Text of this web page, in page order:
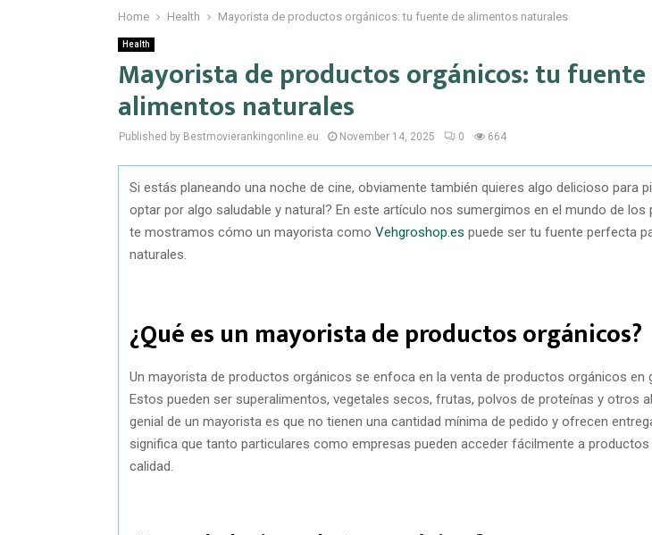
Home Health Mayorista de productos orgánicos: tu fuente de alimentos naturales
Health
Mayorista de productos orgánicos: tu fuente
alimentos naturales
Published by Bestmovierankingonline.eu November 14, 2025 0 664
Si estás planeando una noche de cine, obviamente también quieres algo delicioso para
optar por algo saludable y natural? En este artículo nos sumergimos en el mundo de
te mostramos cómo un mayorista como Vehgroshop.es puede ser tu fuente perfecta
naturales.
¿Qué es un mayorista de productos orgánicos?
Un mayorista de productos orgánicos se enfoca en la venta de productos orgánicos en
Estos pueden ser superalimentos, vegetales secos, frutas, polvos de proteínas y otros
genial de un mayorista es que no tienen una cantidad mínima de pedido y ofrecen
significa que tanto particulares como empresas pueden acceder fácilmente a
calidad.